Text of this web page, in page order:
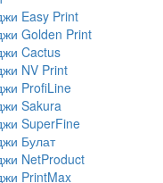
Easy Print
Golden Print
Cactus
NV Print
ProfiLine
Sakura
SuperFine
Булат
NetProduct
PrintMax